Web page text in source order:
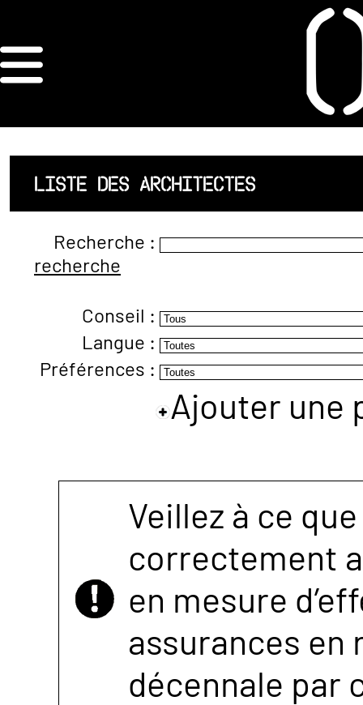
ORDRE DES
ARCHITECTES
ACCUEIL
LISTE DES
ARCHITECTES
JURISPRUDENCE
ANNEXE 4 CODT
LISTE DES ARCHITECTES
Recherche :
recherche
Conseil :
Langue :
Préférences :
Ajouter une
Veillez à ce
correctement
en mesure
assurances
décennale par